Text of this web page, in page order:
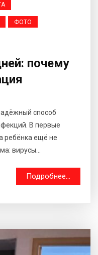
ФОТО
почему
способ
В первые
ребёнка ещё не
вирусы...
Подробнее...